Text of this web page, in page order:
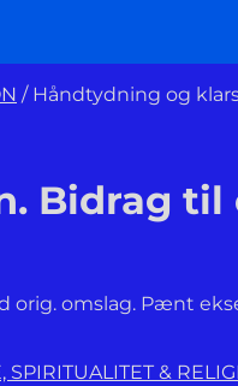
/ Håndtydning og
Bidrag
orig. omslag. Pænt
SPIRITUALITET &